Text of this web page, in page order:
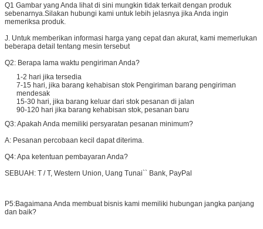
Q1 Gambar yang Anda lihat di sini mungkin tidak terkait dengan produk
sebenarnya.Silakan hubungi kami untuk lebih jelasnya jika Anda ingin
memeriksa produk.
J. Untuk memberikan informasi harga yang cepat dan akurat, kami memerlukan
beberapa detail tentang mesin tersebut
Q2: Berapa lama waktu pengiriman Anda?
1-2 hari jika tersedia
7-15 hari, jika barang kehabisan stok Pengiriman barang pengiriman
mendesak
15-30 hari, jika barang keluar dari stok pesanan di jalan
90-120 hari jika barang kehabisan stok, pesanan baru
Q3: Apakah Anda memiliki persyaratan pesanan minimum?
A: Pesanan percobaan kecil dapat diterima.
Q4: Apa ketentuan pembayaran Anda?
SEBUAH: T / T, Western Union, Uang Tunai`` Bank, PayPal
P5:Bagaimana Anda membuat bisnis kami memiliki hubungan jangka panjang
dan baik?